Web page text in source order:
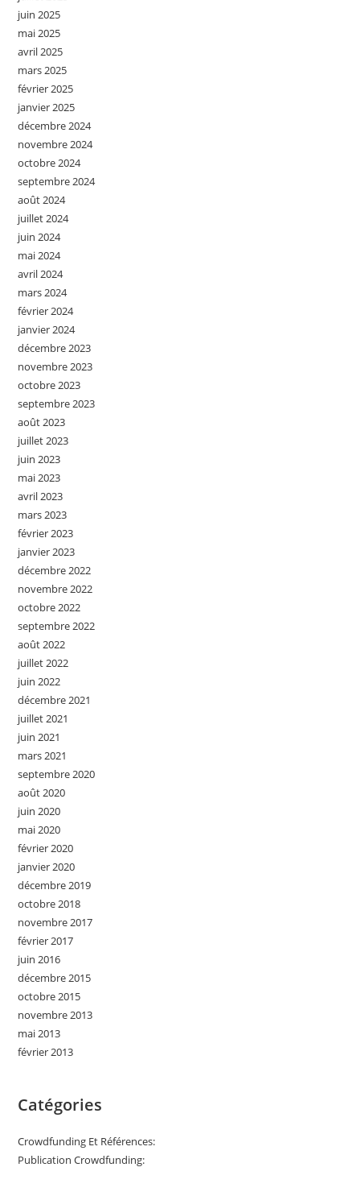
juin 2025
mai 2025
avril 2025
mars 2025
février 2025
janvier 2025
décembre 2024
novembre 2024
octobre 2024
septembre 2024
août 2024
juillet 2024
juin 2024
mai 2024
avril 2024
mars 2024
février 2024
janvier 2024
décembre 2023
novembre 2023
octobre 2023
septembre 2023
août 2023
juillet 2023
juin 2023
mai 2023
avril 2023
mars 2023
février 2023
janvier 2023
décembre 2022
novembre 2022
octobre 2022
septembre 2022
août 2022
juillet 2022
juin 2022
décembre 2021
juillet 2021
juin 2021
mars 2021
septembre 2020
août 2020
juin 2020
mai 2020
février 2020
janvier 2020
décembre 2019
octobre 2018
novembre 2017
février 2017
juin 2016
décembre 2015
octobre 2015
novembre 2013
mai 2013
février 2013
Catégories
Crowdfunding Et Références:
Publication Crowdfunding: